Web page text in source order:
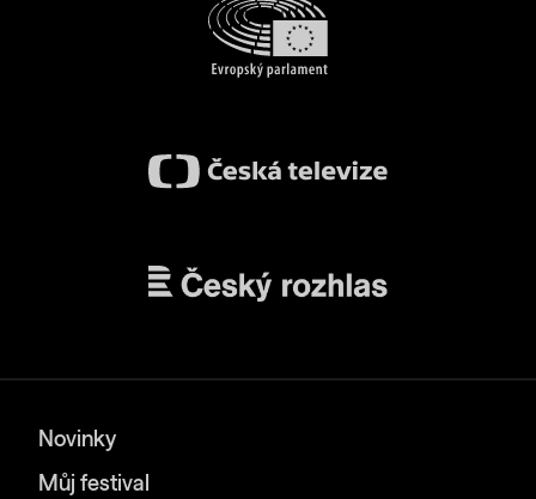
Novinky
Můj festival